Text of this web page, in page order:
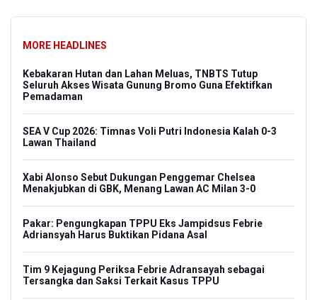
MORE HEADLINES
Kebakaran Hutan dan Lahan Meluas, TNBTS Tutup
Seluruh Akses Wisata Gunung Bromo Guna Efektifkan
Pemadaman
SEA V Cup 2026: Timnas Voli Putri Indonesia Kalah 0-3
Lawan Thailand
Xabi Alonso Sebut Dukungan Penggemar Chelsea
Menakjubkan di GBK, Menang Lawan AC Milan 3-0
Pakar: Pengungkapan TPPU Eks Jampidsus Febrie
Adriansyah Harus Buktikan Pidana Asal
Tim 9 Kejagung Periksa Febrie Adransayah sebagai
Tersangka dan Saksi Terkait Kasus TPPU